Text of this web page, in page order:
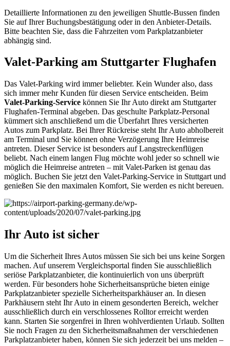
Detaillierte Informationen zu den jeweiligen Shuttle-Bussen finden
Sie auf Ihrer Buchungsbestätigung oder in den Anbieter-Details.
Bitte beachten Sie, dass die Fahrzeiten vom Parkplatzanbieter
abhängig sind.
Valet-Parking am Stuttgarter Flughafen
Das Valet-Parking wird immer beliebter. Kein Wunder also, dass
sich immer mehr Kunden für diesen Service entscheiden. Beim
Valet-Parking-Service können Sie Ihr Auto direkt am Stuttgarter
Flughafen-Terminal abgeben. Das geschulte Parkplatz-Personal
kümmert sich anschließend um die Überfahrt Ihres versicherten
Autos zum Parkplatz. Bei Ihrer Rückreise steht Ihr Auto abholbereit
am Terminal und Sie können ohne Verzögerung Ihre Heimreise
antreten. Dieser Service ist besonders auf Langstreckenflügen
beliebt. Nach einem langen Flug möchte wohl jeder so schnell wie
möglich die Heimreise antreten – mit Valet-Parken ist genau das
möglich. Buchen Sie jetzt den Valet-Parking-Service in Stuttgart und
genießen Sie den maximalen Komfort, Sie werden es nicht bereuen.
Ihr Auto ist sicher
Um die Sicherheit Ihres Autos müssen Sie sich bei uns keine Sorgen
machen. Auf unserem Vergleichsportal finden Sie ausschließlich
seriöse Parkplatzanbieter, die kontinuierlich von uns überprüft
werden. Für besonders hohe Sicherheitsansprüche bieten einige
Parkplatzanbieter spezielle Sicherheitsparkhäuser an. In diesen
Parkhäusern steht Ihr Auto in einem gesonderten Bereich, welcher
ausschließlich durch ein verschlossenes Rolltor erreicht werden
kann. Starten Sie sorgenfrei in Ihren wohlverdienten Urlaub. Sollten
Sie noch Fragen zu den Sicherheitsmaßnahmen der verschiedenen
Parkplatzanbieter haben, können Sie sich jederzeit bei uns melden –